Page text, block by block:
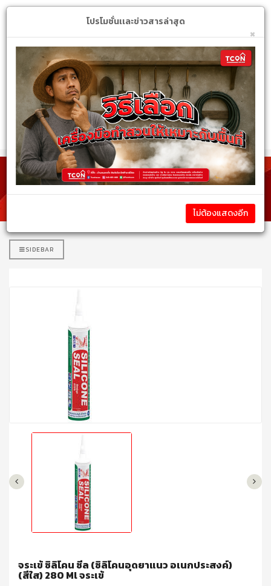
หมวดหมู่สินค้า
รายละเอียดสินค้า
SIDEBAR
จระเข้ ซิลิโคน ซีล (ซิลิโคนอุดยาแนว อเนกประสงค์)
(สีใส) 280 Ml จระเข้
โปรโมชั่นเเละข่าวสารล่าสุด
×
ไม่ต้องแสดงอีก